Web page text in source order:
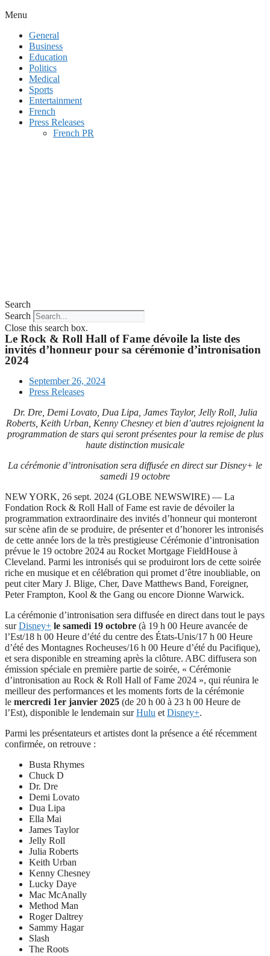
Menu
General
Business
Education
Politics
Medical
Sports
Entertainment
French
Press Releases
French PR
Search
Search
Close this search box.
Le Rock & Roll Hall of Fame dévoile la liste des
invités d’honneur pour sa cérémonie d’intronisation
2024
September 26, 2024
Press Releases
Dr. Dre, Demi Lovato, Dua Lipa, James Taylor, Jelly Roll, Julia
Roberts, Keith Urban, Kenny Chesney et bien d’autres rejoignent la
programmation de stars qui seront présentes pour la remise de plus
haute distinction musicale
La cérémonie d’intronisation sera diffusée en direct sur Disney+ le
samedi 19 octobre
NEW YORK, 26 sept. 2024 (GLOBE NEWSWIRE) — La
Fondation Rock & Roll Hall of Fame est ravie de dévoiler la
programmation extraordinaire des invités d’honneur qui monteront
sur scène afin de se produire, de présenter et d’honorer les intronisés
de cette année lors de la très prestigieuse Cérémonie d’intronisation
prévue le 19 octobre 2024 au Rocket Mortgage FieldHouse à
Cleveland. Parmi les intronisés qui se produiront lors de cette soirée
riche en musique et en célébration qui promet d’être inoubliable, on
peut citer Mary J. Blige, Cher, Dave Matthews Band, Foreigner,
Peter Frampton, Kool & the Gang ou encore Dionne Warwick.
La cérémonie d’intronisation sera diffusée en direct dans tout le pays
surDisney+ le samedi 19 octobre (à 19 h 00 Heure avancée de
l’Est/18 h 00 Heure d’été du centre des États-Unis/17 h 00 Heure
d’été des Montagnes Rocheuses/16 h 00 Heure d’été du Pacifique),
et sera disponible en streaming après la clôture. ABC diffusera son
émission spéciale en première partie de soirée, « Cérémonie
d’intronisation au Rock & Roll Hall of Fame 2024 », qui réunira le
meilleur des performances et les moments forts de la cérémonie
le mercredi 1er janvier 2025 (de 20 h 00 à 23 h 00 Heure de
l’Est), disponible le lendemain surHulu et Disney+.
Parmi les présentateurs et artistes dont la présence a été récemment
confirmée, on retrouve :
Busta Rhymes
Chuck D
Dr. Dre
Demi Lovato
Dua Lipa
Ella Mai
James Taylor
Jelly Roll
Julia Roberts
Keith Urban
Kenny Chesney
Lucky Daye
Mac McAnally
Method Man
Roger Daltrey
Sammy Hagar
Slash
The Roots